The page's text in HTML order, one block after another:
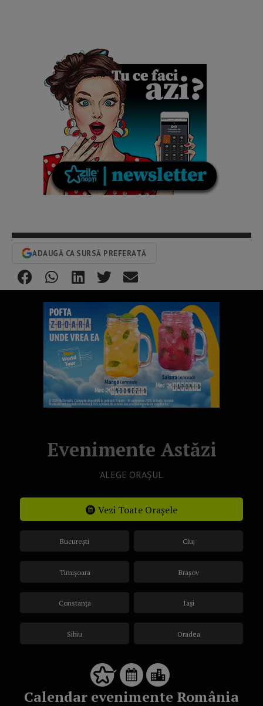
ADAUGĂ CA SURSĂ PREFERATĂ
Evenimente Astăzi
ALEGE ORAȘUL
Vezi Toate Orașele
București
Timișoara
Constanța
Sibiu
Cluj
Brașov
Iași
Oradea
Calendar evenimente România